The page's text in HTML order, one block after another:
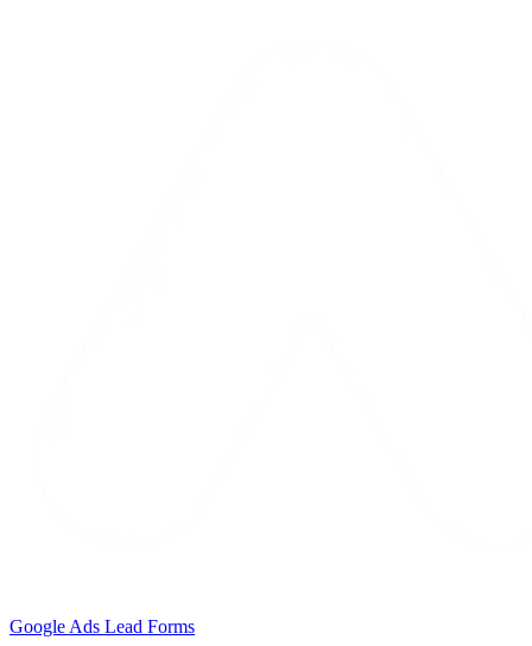
Google Ads Lead Forms